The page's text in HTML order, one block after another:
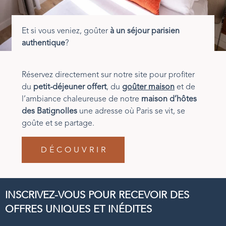
Et si vous veniez, goûter à un séjour parisien
authentique?
Réservez directement sur notre site pour profiter
du petit-déjeuner offert, du goûter maisonet de
l’ambiance chaleureuse de notre maison d’hôtes
des Batignollesune adresse où Paris se vit, se
goûte et se partage.
DÉCOUVRIR
INSCRIVEZ-VOUS POUR RECEVOIR DES
OFFRES UNIQUES ET INÉDITES